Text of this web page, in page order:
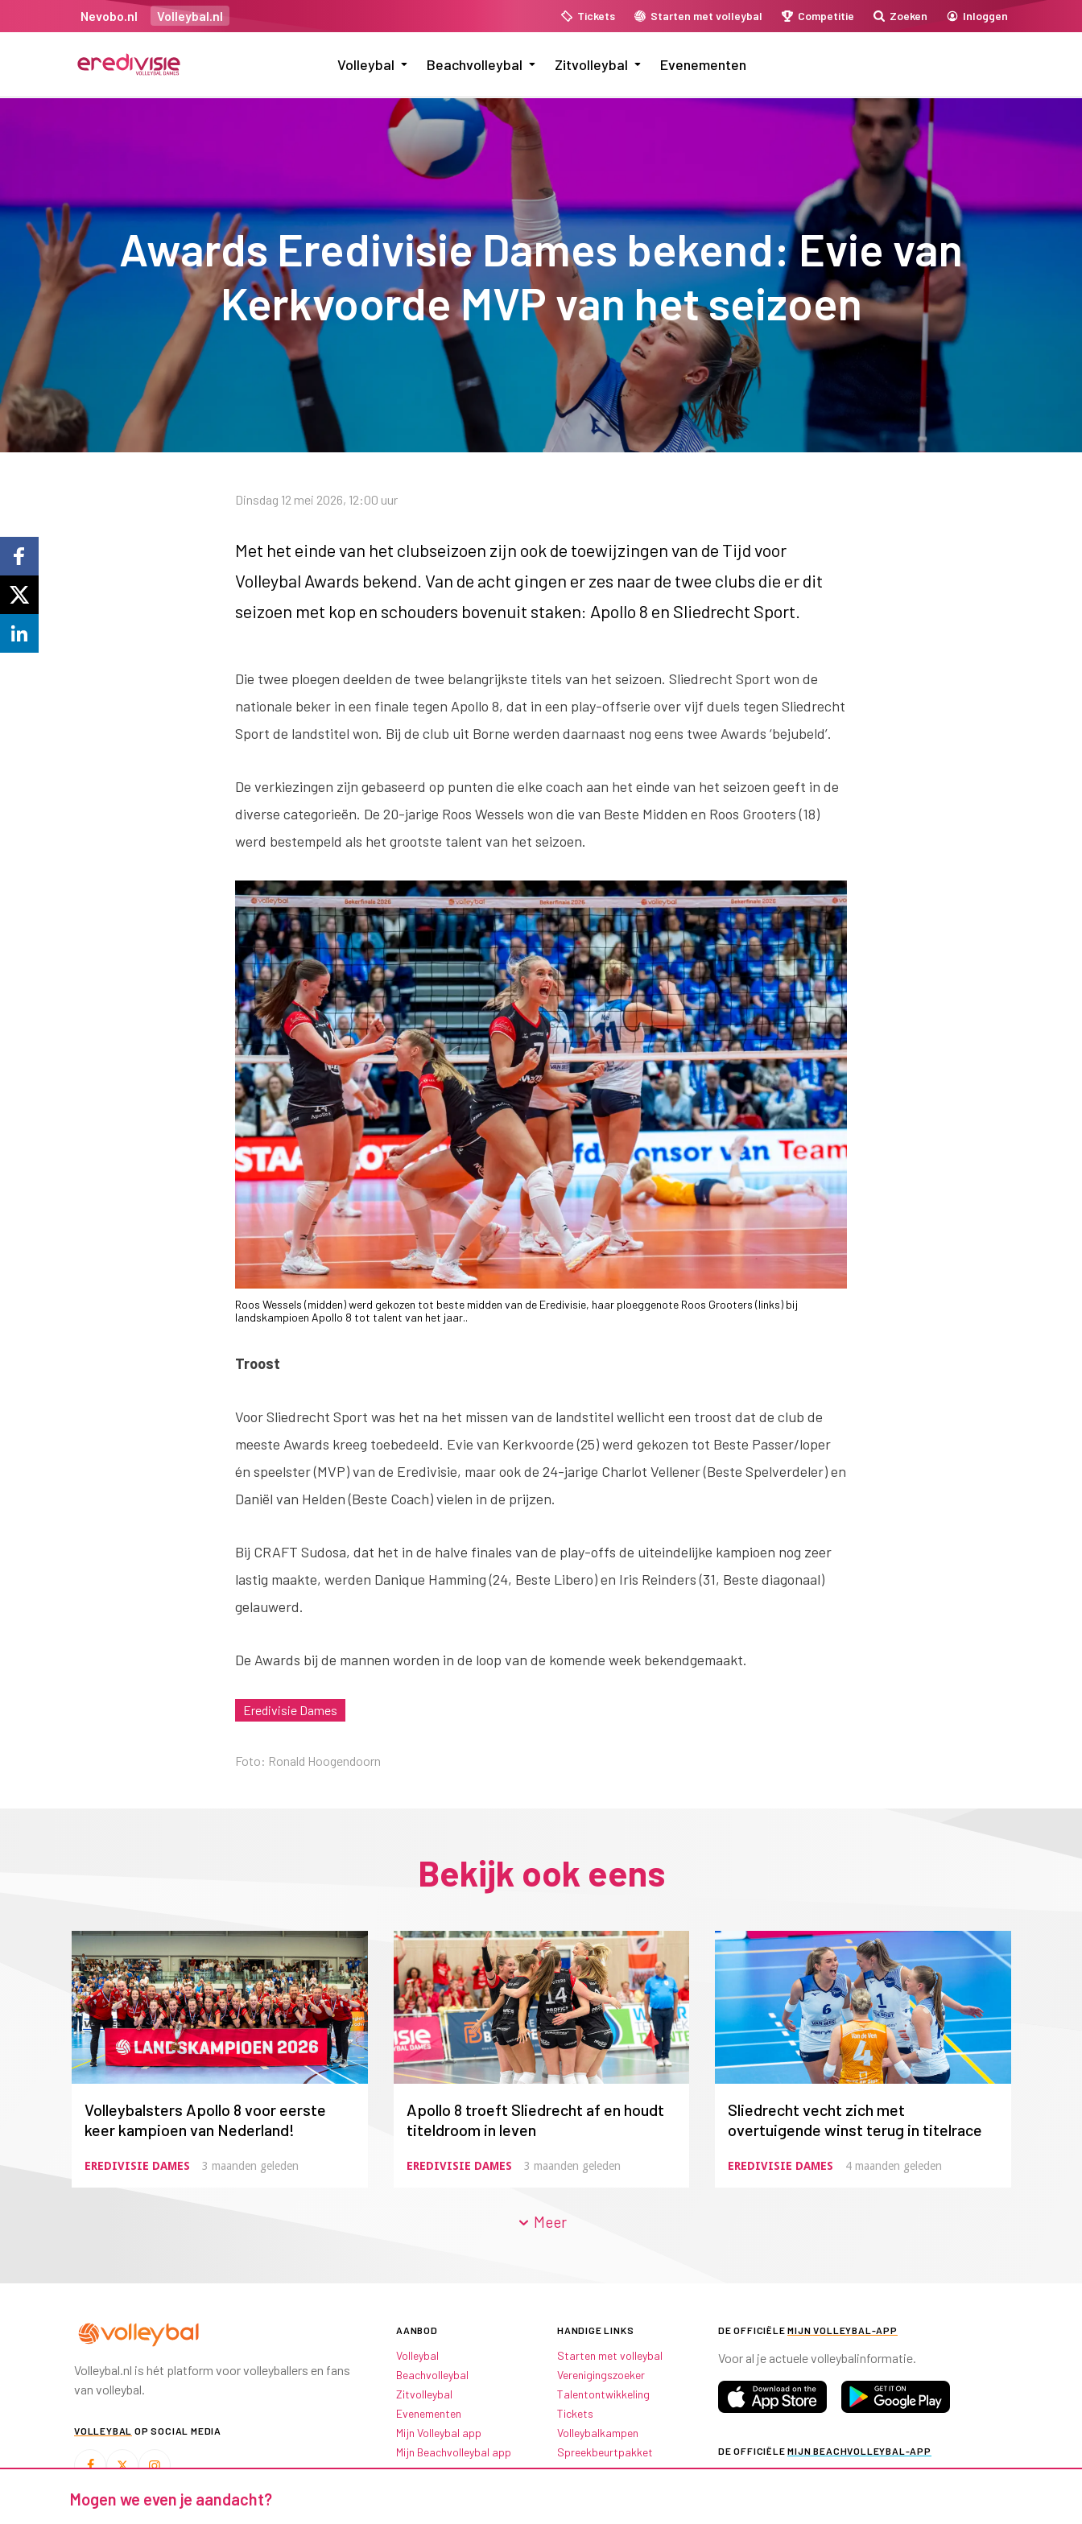
Nevobo.nl Volleybal.nl Tickets Starten met volleybal Competitie Zoeken Inloggen
Volleybal Beachvolleybal Zitvolleybal Evenementen
Awards Eredivisie Dames bekend: Evie van
Kerkvoorde MVP van het seizoen
Dinsdag 12 mei 2026, 12:00 uur
Met het einde van het clubseizoen zijn ook de toewijzingen van de Tijd voor
Volleybal Awards bekend. Van de acht gingen er zes naar de twee clubs die er dit
seizoen met kop en schouders bovenuit staken: Apollo 8 en Sliedrecht Sport.
Die twee ploegen deelden de twee belangrijkste titels van het seizoen. Sliedrecht Sport won de
nationale beker in een finale tegen Apollo 8, dat in een play-offserie over vijf duels tegen Sliedrecht
Sport de landstitel won. Bij de club uit Borne werden daarnaast nog eens twee Awards ‘bejubeld’.
De verkiezingen zijn gebaseerd op punten die elke coach aan het einde van het seizoen geeft in de
diverse categorieën. De 20-jarige Roos Wessels won die van Beste Midden en Roos Grooters (18)
werd bestempeld als het grootste talent van het seizoen.
Roos Wessels (midden) werd gekozen tot beste midden van de Eredivisie, haar ploeggenote Roos Grooters (links) bij
landskampioen Apollo 8 tot talent van het jaar..
Troost
Voor Sliedrecht Sport was het na het missen van de landstitel wellicht een troost dat de club de
meeste Awards kreeg toebedeeld. Evie van Kerkvoorde (25) werd gekozen tot Beste Passer/loper
én speelster (MVP) van de Eredivisie, maar ook de 24-jarige Charlot Vellener (Beste Spelverdeler) en
Daniël van Helden (Beste Coach) vielen in de prijzen.
Bij CRAFT Sudosa, dat het in de halve finales van de play-offs de uiteindelijke kampioen nog zeer
lastig maakte, werden Danique Hamming (24, Beste Libero) en Iris Reinders (31, Beste diagonaal)
gelauwerd.
De Awards bij de mannen worden in de loop van de komende week bekendgemaakt.
Eredivisie Dames
Foto: Ronald Hoogendoorn
Bekijk ook eens
Volleybalsters Apollo 8 voor eerste
keer kampioen van Nederland!
EREDIVISIE DAMES 3 maanden geleden
Apollo 8 troeft Sliedrecht af en houdt
titeldroom in leven
EREDIVISIE DAMES 3 maanden geleden
Sliedrecht vecht zich met
overtuigende winst terug in titelrace
EREDIVISIE DAMES 4 maanden geleden
Meer
Volleybal.nl is hét platform voor volleyballers en fans
van volleybal.
VOLLEYBAL OP SOCIAL MEDIA
BEACHVOLLEYBAL OP SOCIAL MEDIA
AANBOD
Volleybal
Beachvolleybal
Zitvolleybal
Evenementen
Mijn Volleybal app
Mijn Beachvolleybal app
HANDIGE LINKS
Starten met volleybal
Verenigingszoeker
Talentontwikkeling
Tickets
Volleybalkampen
Spreekbeurtpakket
Oranje Ambassadeurs
DE OFFICIËLEMIJN VOLLEYBAL-APP
Voor al je actuele volleybalinformatie.
DE OFFICIËLEMIJN BEACHVOLLEYBAL-APP
Mogen we even je aandacht?